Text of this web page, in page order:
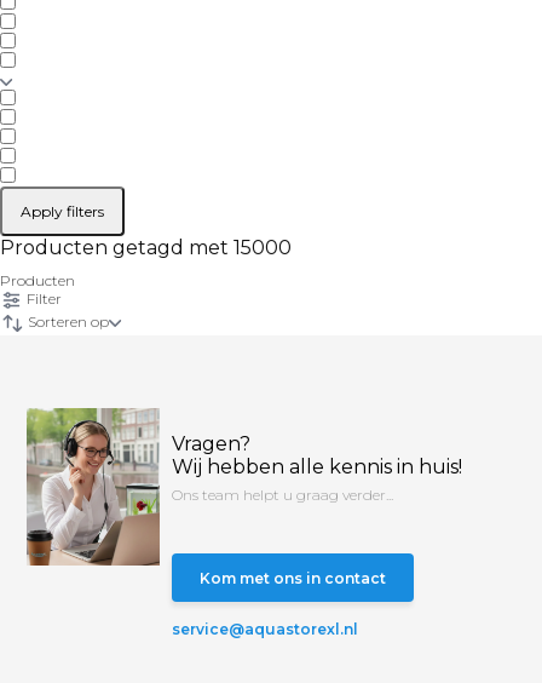
Apply filters
Producten getagd met 15000
Producten
Filter
Sorteren op
Vragen?
Wij hebben alle kennis in huis!
Ons team helpt u graag verder...
Kom met ons in contact
service@aquastorexl.nl